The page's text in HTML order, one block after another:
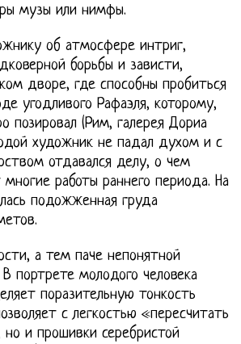
музы или нимфы.
об атмосфере интриг,
борьбы и зависти,
дворе, где способны пробиться
угодливого Рафаэля, которому,
позировал (Рим, галерея Дориа
художник не падал духом и с
отдавался делу, о чем
работы раннего периода. На
подожженная груда
а тем паче непонятной
портрете молодого человека
поразительную тонкость
с легкостью «пересчитать
но и прошивки серебристой